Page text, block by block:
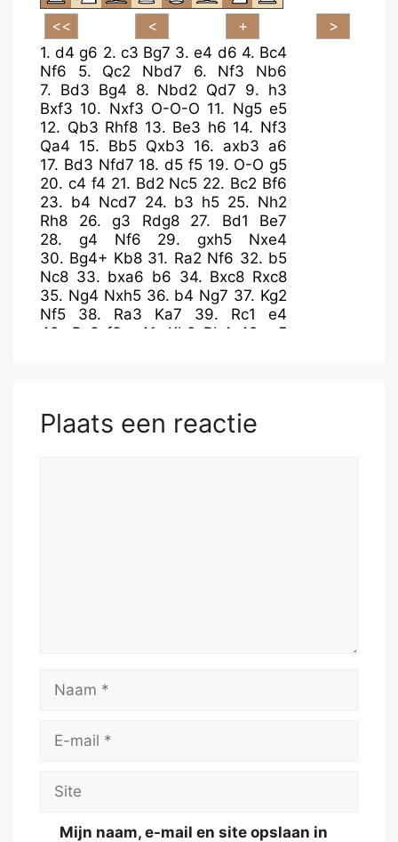
1.d4 g6 2. c3 Bg7 3.e4 d6 4. Bc4
Nf6
5. Qc2 Nbd7 6. Nf3
Nb6
7. Bd3 Bg4 8. Nbd2 Qd7 9. h3
Bxf3 10. Nxf3 O-O-O 11. Ng5 e5
12. Qb3 Rhf8 13. Be3 h6 14. Nf3
Qa4 15. Bb5 Qxb3 16. axb3 a6
17. Bd3 Nfd7 18. d5 f5 19. O-O g5
20. c4 f4 21. Bd2 Nc5 22. Bc2 Bf6
23. b4 Ncd7 24. b3 h5 25. Nh2
Rh8
26. g3 Rdg8 27. Bd1
Be7
28. g4 Nf6 29.gxh5
Nxe4
30. Bg4+ Kb8 31. Ra2 Nf6 32. b5
Nc8 33. bxa6 b6 34. Bxc8 Rxc8
35. Ng4 Nxh5 36. b4 Ng7 37. Kg2
Nf5
38. Ra3 Ka7 39. Rc1
e4
40. Bc3 f3+ 41. Kh2 Rh4 42.
c5
Plaats een reactie
Naam
Site
Mijn naam, e-mail en site opslaan in